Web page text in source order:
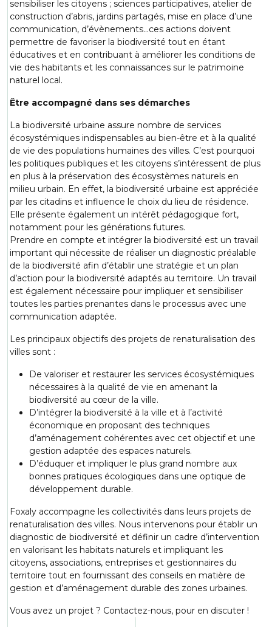
sensibiliser les citoyens ; sciences participatives, atelier de
construction d’abris, jardins partagés, mise en place d’une
communication, d’évènements…ces actions doivent
permettre de favoriser la biodiversité tout en étant
éducatives et en contribuant à améliorer les conditions de
vie des habitants et les connaissances sur le patrimoine
naturel local.
Être accompagné dans ses démarches
La biodiversité urbaine assure nombre de services
écosystémiques indispensables au bien-être et à la qualité
de vie des populations humaines des villes. C’est pourquoi
les politiques publiques et les citoyens s’intéressent de plus
en plus à la préservation des écosystèmes naturels en
milieu urbain. En effet, la biodiversité urbaine est appréciée
par les citadins et influence le choix du lieu de résidence.
Elle présente également un intérêt pédagogique fort,
notamment pour les générations futures.
Prendre en compte et intégrer la biodiversité est un travail
important qui nécessite de réaliser un diagnostic préalable
de la biodiversité afin d’établir une stratégie et un plan
d’action pour la biodiversité adaptés au territoire. Un travail
est également nécessaire pour impliquer et sensibiliser
toutes les parties prenantes dans le processus avec une
communication adaptée.
Les principaux objectifs des projets de renaturalisation des
villes sont :
De valoriser et restaurer les services écosystémiques
nécessaires à la qualité de vie en amenant la
biodiversité au cœur de la ville.
D’intégrer la biodiversité à la ville et à l’activité
économique en proposant des techniques
d’aménagement cohérentes avec cet objectif et une
gestion adaptée des espaces naturels.
D’éduquer et impliquer le plus grand nombre aux
bonnes pratiques écologiques dans une optique de
développement durable.
Foxaly accompagne les collectivités dans leurs projets de
renaturalisation des villes. Nous intervenons pour établir un
diagnostic de biodiversité et définir un cadre d’intervention
en valorisant les habitats naturels et impliquant les
citoyens, associations, entreprises et gestionnaires du
territoire tout en fournissant des conseils en matière de
gestion et d’aménagement durable des zones urbaines.
Vous avez un projet ? Contactez-nous, pour en discuter !